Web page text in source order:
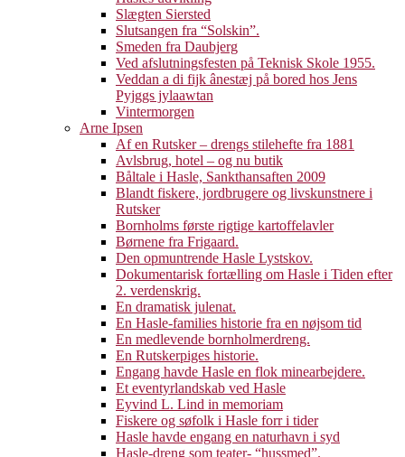
Slægten Siersted
Slutsangen fra “Solskin”.
Smeden fra Daubjerg
Ved afslutningsfesten på Teknisk Skole 1955.
Veddan a di fijk ânestæj på bored hos Jens
Pyjggs jylaawtan
Vintermorgen
Arne Ipsen
Af en Rutsker – drengs stilehefte fra 1881
Avlsbrug, hotel – og nu butik
Båltale i Hasle, Sankthansaften 2009
Blandt fiskere, jordbrugere og livskunstnere i
Rutsker
Bornholms første rigtige kartoffelavler
Børnene fra Frigaard.
Den opmuntrende Hasle Lystskov.
Dokumentarisk fortælling om Hasle i Tiden efter
2. verdenskrig.
En dramatisk julenat.
En Hasle-families historie fra en nøjsom tid
En medlevende bornholmerdreng.
En Rutskerpiges historie.
Engang havde Hasle en flok minearbejdere.
Et eventyrlandskab ved Hasle
Eyvind L. Lind in memoriam
Fiskere og søfolk i Hasle forr i tider
Hasle havde engang en naturhavn i syd
Hasle-dreng som teater- “hussmed”.